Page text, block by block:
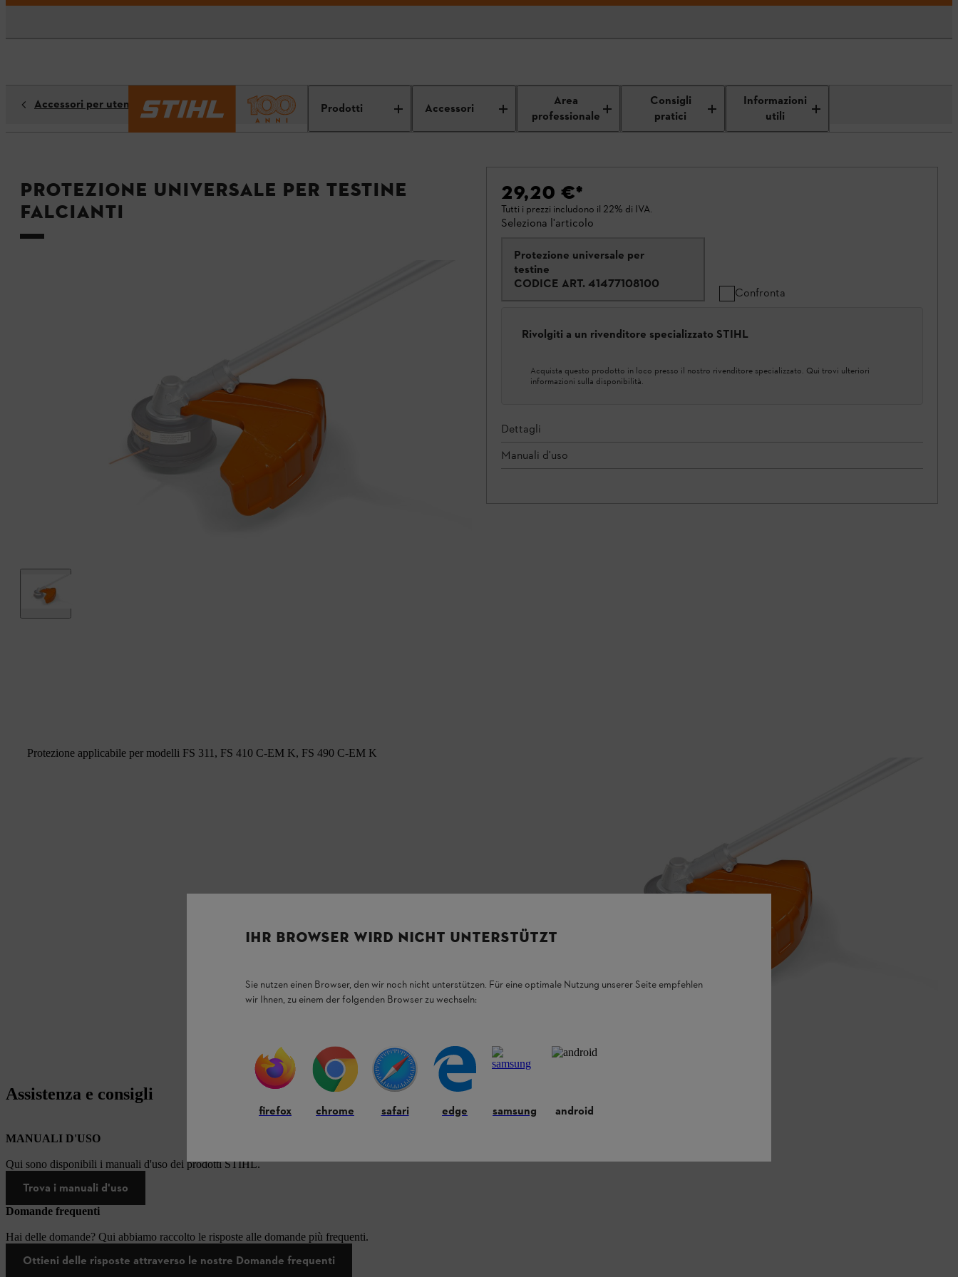
Prodotti Accessori
Area
professionale
Consigli
pratici
Informazioni
utili
Accessori per utensili di taglio
Protezione universale per testine
falcianti
29,20 €*
Tutti i prezzi includono il 22% di IVA.
Seleziona l'articolo
Protezione universale per
testine
CODICE ART. 41477108100
Confronta
Rivolgiti a un rivenditore specializzato STIHL
Acquista questo prodotto in loco presso il nostro rivenditore specializzato. Qui trovi ulteriori
informazioni sulla disponibilità.
Dettagli
Manuali d'uso
Protezione applicabile per modelli FS 311, FS 410 C-EM K, FS 490 C-EM K
Assistenza e consigli
MANUALI D'USO
Qui sono disponibili i manuali d'uso dei prodotti STIHL.
Trova i manuali d'uso
Domande frequenti
Hai delle domande? Qui abbiamo raccolto le risposte alle domande più frequenti.
Ottieni delle risposte attraverso le nostre Domande frequenti
IHR BROWSER WIRD NICHT UNTERSTÜTZT
Sie nutzen einen Browser, den wir noch nicht unterstützen. Für eine optimale Nutzung unserer Seite empfehlen
wir Ihnen, zu einem der folgenden Browser zu wechseln:
firefox chrome safari edge samsung android